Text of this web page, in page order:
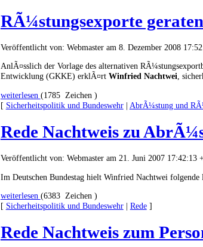
RÃ¼stungsexporte
Veröffentlicht von: Webmaster am 8. Dezember 2008
AnlÃ¤sslich der Vorlage des alternativen
Entwicklung (GKKE) erklÃ¤rt Winfried Nachtwei,
weiterlesen (1785 Zeichen )
[ Sicherheitspolitik und Bundeswehr| AbrÃ¼stung und
Rede Nachtweis zu
Veröffentlicht von: Webmaster am 21. Juni 2007
Im Deutschen Bundestag hielt Winfried Nachtwei
weiterlesen (6383 Zeichen )
[ Sicherheitspolitik und Bundeswehr| Rede]
Rede Nachtweis zum